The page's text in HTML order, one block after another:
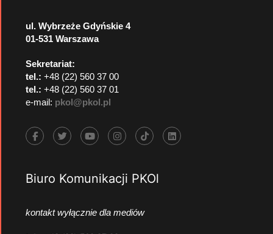
ul. Wybrzeże Gdyńskie 4
01-531 Warszawa
Sekretariat:
tel.: +48 (22) 560 37 00
tel.: +48 (22) 560 37 01
e-mail: pkol@pkol.pl
Biuro Komunikacji PKOl
kontakt wyłącznie dla mediów